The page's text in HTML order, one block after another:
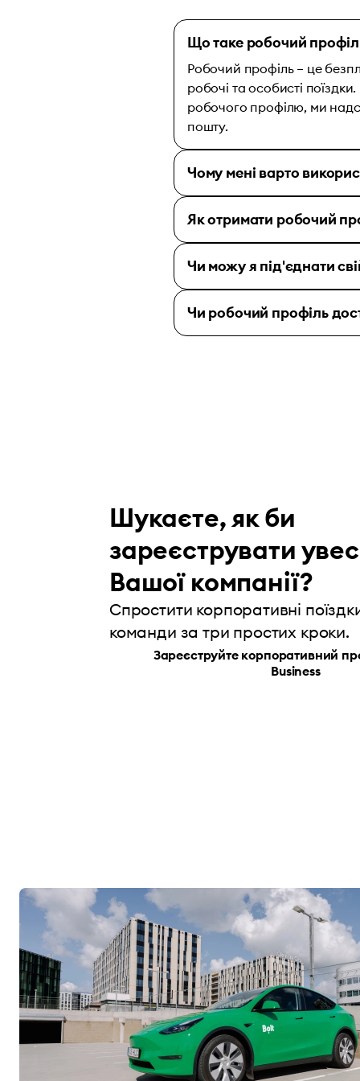
Що таке робочий
Робочий профіль – це
робочі та особисті
робочого профілю, ми
пошту.
Чому мені варто
Як отримати робочий
Чи можу я під'єднати
Чи робочий профіль
Шукаєте, як би
зареєструвати
Вашої компанії?
Спростити корпоративні
команди за три простих кроки.
Зареєструйте корпоративний
Business